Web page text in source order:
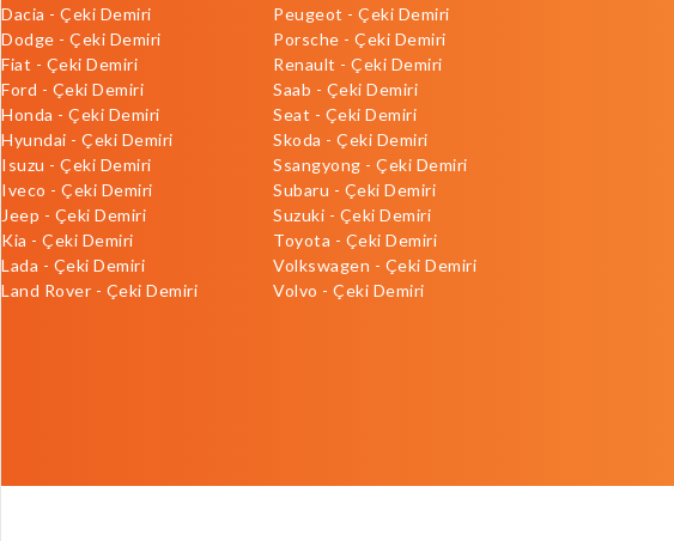
Dacia - Çeki Demiri
Dodge - Çeki Demiri
Fiat - Çeki Demiri
Ford - Çeki Demiri
Honda - Çeki Demiri
Hyundai - Çeki Demiri
Isuzu - Çeki Demiri
Iveco - Çeki Demiri
Jeep - Çeki Demiri
Kia - Çeki Demiri
Lada - Çeki Demiri
Land Rover - Çeki Demiri
Peugeot - Çeki Demiri
Porsche - Çeki Demiri
Renault - Çeki Demiri
Saab - Çeki Demiri
Seat - Çeki Demiri
Skoda - Çeki Demiri
Ssangyong - Çeki Demiri
Subaru - Çeki Demiri
Suzuki - Çeki Demiri
Toyota - Çeki Demiri
Volkswagen - Çeki Demiri
Volvo - Çeki Demiri